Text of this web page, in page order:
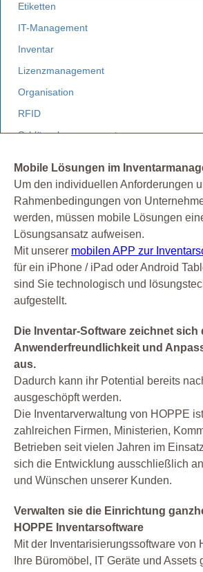
Etiketten
IT-Management
Inventar
Lizenzmanagement
Organisation
RFID
Schlüsselmanagement
Mobile Lösungen im
Um den individuellen Anforderungen
Rahmenbedingungen von
werden, müssen mobile Lösungen
Lösungsansatz aufweisen.
Mit unserer mobilen APP zur
für ein iPhone / iPad oder Android
sind Sie technologisch und
aufgestellt.
Die Inventar-Software zeichnet sich
Anwenderfreundlichkeit und
aus.
Dadurch kann ihr Potential bereits
ausgeschöpft werden.
Die Inventarverwaltung von HOPPE
zahlreichen Firmen, Ministerien,
Betrieben seit vielen Jahren im
sich die Entwicklung ausschließlich
und Wünschen unserer Kunden.
Verwalten sie die Einrichtung
HOPPE Inventarsoftware
Mit der Inventarisierungssoftware von
Ihre Büromöbel, IT Geräte und Assets